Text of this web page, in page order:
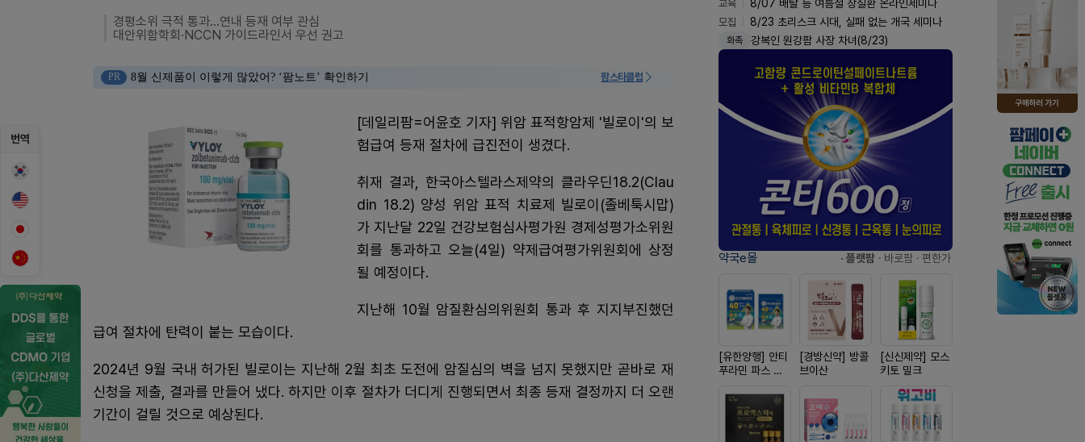
번역
경평소위 극적 통과...연내 등재 여부 관심
대안위함학회·NCCN 가이드라인서 우선 권고
PR 8월 신제품이 이렇게 많았어? ‘팜노트’ 확인하기 팜스타클럽
[데일리팜=어윤호 기자] 위암 표적항암제 '빌로이'의 보
험급여 등재 절차에 급진전이 생겼다.
취재 결과, 한국아스텔라스제약의 클라우딘18.2(Clau
din 18.2) 양성 위암 표적 치료제 빌로이(졸베툭시맙)
가 지난달 22일 건강보험심사평가원 경제성평가소위원
회를 통과하고 오늘(4일) 약제급여평가위원회에 상정
될 예정이다.
지난해 10월 암질환심의위원회 통과 후 지지부진했던
급여 절차에 탄력이 붙는 모습이다.
2024년 9월 국내 허가된 빌로이는 지난해 2월 최초 도전에 암질심의 벽을 넘지 못했지만 곧바로 재
신청을 제출, 결과를 만들어 냈다. 하지만 이후 절차가 더디게 진행되면서 최종 등재 결정까지 더 오랜
기간이 걸릴 것으로 예상된다.
교육
8/07 배탈 등 여름철 장질환 온라인세미나
모집
8/23 초리스크 시대, 실패 없는 개국 세미나
화촉 강복인 원강팜 사장 차녀(8/23)
약국e몰 · 플랫팜 · 바로팜 · 편한가
[유한양행] 안티
푸라민 파스 시
[경방신약] 방콜
브이산
[신신제약] 모스
키토 밀크